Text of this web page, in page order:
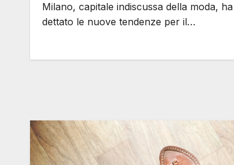
Milano, capitale indiscussa della moda, ha
dettato le nuove tendenze per il…